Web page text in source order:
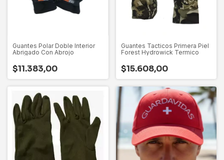
Guantes Polar Doble Interior
Abrigado Con Abrojo
$11.383,00
Guantes Tacticos Primera Piel
Forest Hydrowick Termico
$15.608,00